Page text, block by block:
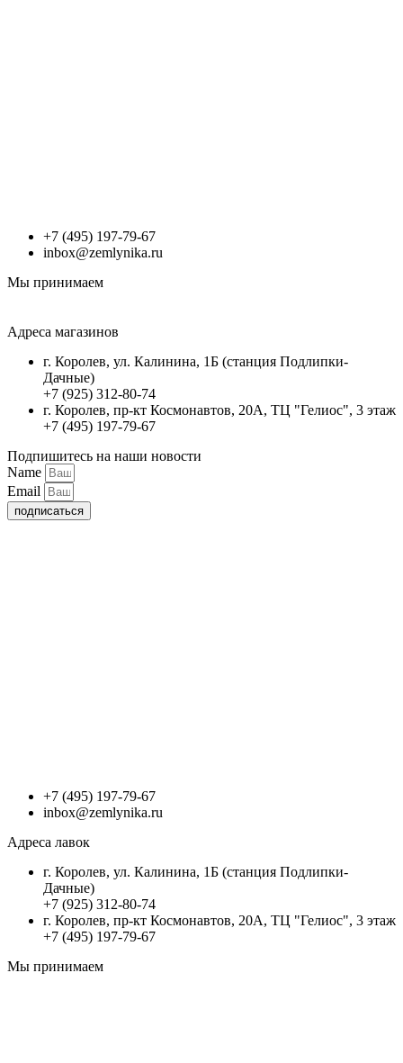
+7 (495) 197-79-67
inbox@zemlynika.ru
Мы принимаем
Адреса магазинов
г. Королев, ул. Калинина, 1Б (станция Подлипки-
Дачные)
+7 (925) 312-80-74
г. Королев, пр-кт Космонавтов, 20А, ТЦ "Гелиос", 3 этаж
+7 (495) 197-79-67
Подпишитесь на наши новости
Name
Email
подписаться
+7 (495) 197-79-67
inbox@zemlynika.ru
Адреса лавок
г. Королев, ул. Калинина, 1Б (станция Подлипки-
Дачные)
+7 (925) 312-80-74
г. Королев, пр-кт Космонавтов, 20А, ТЦ "Гелиос", 3 этаж
+7 (495) 197-79-67
Мы принимаем